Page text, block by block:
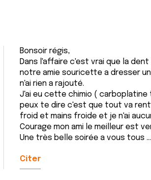
Bonsoir régis,
Dans l'affaire c'est vrai que la
notre amie souricette a dresser
n'ai rien a rajouté.
J'ai eu cette chimio (
peux te dire c'est que tout va
froid et mains froide et je n'ai
Courage mon ami le meilleur est
Une très belle soirée a vous tous
Citer